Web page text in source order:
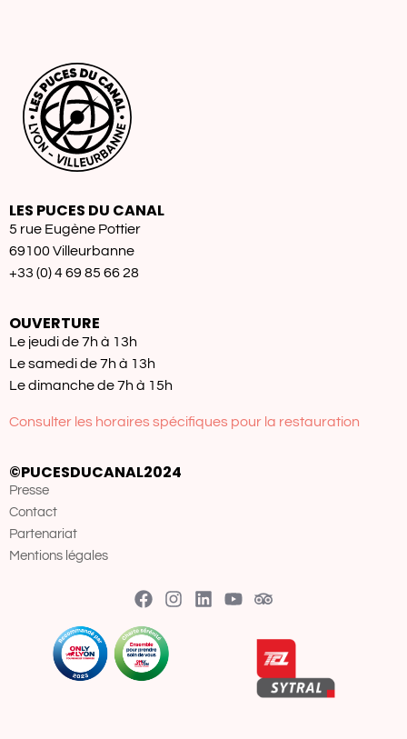
LES PUCES DU CANAL
5 rue Eugène Pottier
69100 Villeurbanne
+33 (0) 4 69 85 66 28
OUVERTURE
Le jeudi de 7h à 13h
Le samedi de 7h à 13h
Le dimanche de 7h à 15h
Consulter les horaires spécifiques pour la restauration
©PUCESDUCANAL2024
Presse
Contact
Partenariat
Mentions légales